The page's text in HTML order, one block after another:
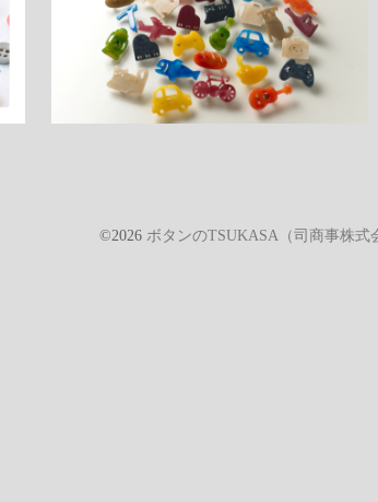
©2026 ボタンのTSUKASA（司商事株式